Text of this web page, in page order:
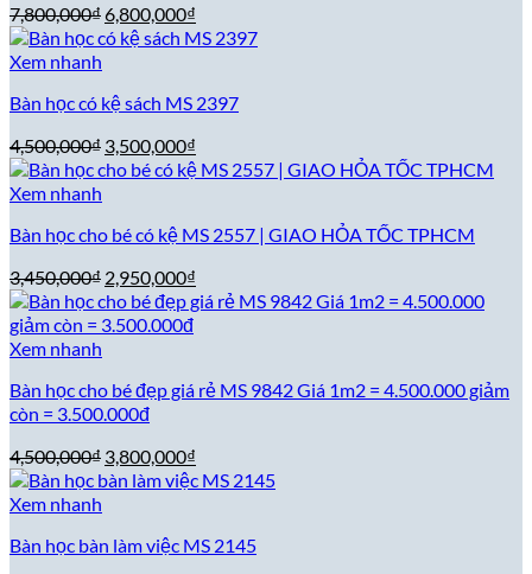
7,800,000₫Giá
gốc
6,800,000₫
hiện
6,800,000₫.
Xem nhanh
Bàn học có kệ sách MS 2397
4,500,000₫ Giá
gốc
3,500,000₫
hiện
3,500,000₫.
Xem nhanh
Bàn học cho bé có kệ MS 2557 | GIAO HỎA TỐC TPHCM
3,450,000₫ Giá
gốc
là:
2,950,000₫
hiện
Xem nhanh
Bàn học cho bé đẹp giá rẻ MS 9842 Giá 1m2 = 4.500.000 giảm
còn = 3.500.000đ
4,500,000₫ Giá
gốc
3,800,000₫
hiện
3,800,000₫.
Xem nhanh
Bàn học bàn làm việc MS 2145